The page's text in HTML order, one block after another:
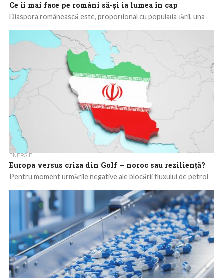
Ce îi mai face pe români să-și ia lumea în cap
Diaspora românească este, proporțional cu populația țării, una
ENERGIE
Europa versus criza din Golf – noroc sau reziliență?
Pentru moment urmările negative ale blocării fluxului de petrol
așteptam....